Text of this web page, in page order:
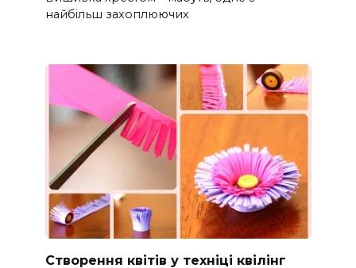
найбільш захоплюючих
Створення квітів у техніці квілінг